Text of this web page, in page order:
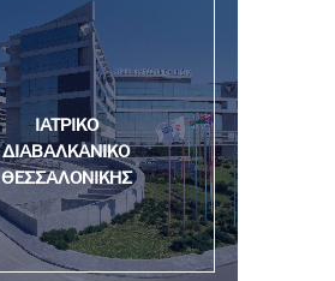
ΙΑΤΡΙΚΟ
ΔΙΑΒΑΛΚΑΝΙΚΟ
ΘΕΣΣΑΛΟΝΙΚΗΣ